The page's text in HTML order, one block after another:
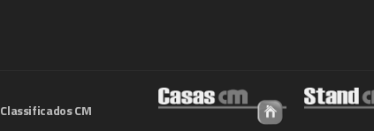
Classificados CM